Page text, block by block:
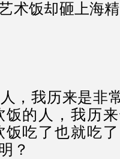
术饭却砸上海
，我历来是非
饭的人，我历
饭吃了也就吃
？